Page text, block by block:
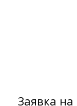
Заявка